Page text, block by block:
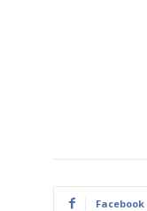
Facebook